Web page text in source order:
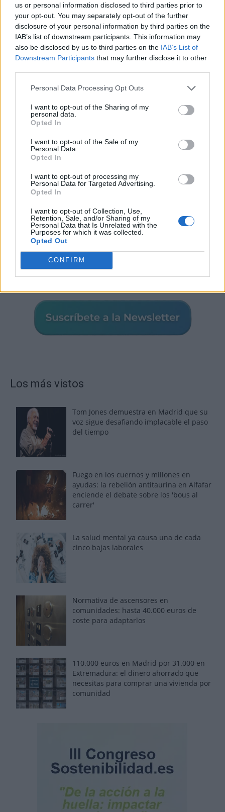
us or personal information disclosed to third parties prior to
your opt-out. You may separately opt-out of the further
disclosure of your personal information by third parties on the
IAB’s list of downstream participants. This information may
also be disclosed by us to third parties on the IAB’s List of
Downstream Participants that may further disclose it to other
Personal Data Processing Opt Outs
I want to opt-out of the Sharing of my
personal data.
Opted In
I want to opt-out of the Sale of my
Personal Data.
Opted In
I want to opt-out of processing my
Personal Data for Targeted Advertising.
Opted In
I want to opt-out of Collection, Use,
Retention, Sale, and/or Sharing of my
Personal Data that Is Unrelated with the
Purposes for which it was collected.
Opted Out
CONFIRM
Publicidad
Los más vistos
Tom Jones demuestra en Madrid que su
voz sigue desafiando implacable el paso
del tiempo
Fuego en los cuernos y millones en
ayudas: la rebelión antitaurina en Alfafar
enciende el debate sobre los 'bous al
carrer'
La salud mental ya causa una de cada
cinco bajas laborales
Normativa de ascensores en
comunidades: hasta 40.000 euros de
coste para adaptarlos
110.000 euros en Madrid por 31.000 en
Extremadura: el dinero ahorrado que
necesitas para comprar una vivienda por
comunidad